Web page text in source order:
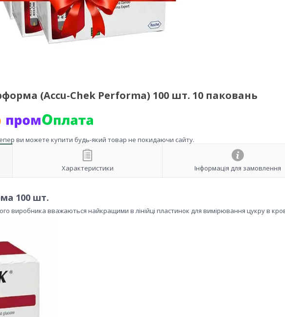
(Accu-Chek Performa) 100 шт. 10 паковань
ви можете купити будь-який товар не покидаючи сайту.
Характеристики Інформація для замовлення
100 шт.
виробника вважаються найкращими в лінійці пластинок для вимірювання цукру в